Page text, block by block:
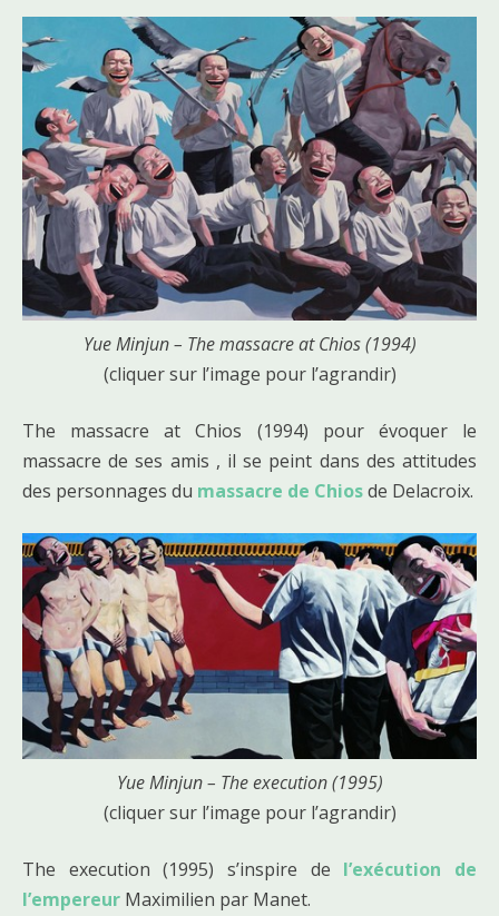
Yue Minjun – The massacre at Chios (1994)
(cliquer sur l’image pour l’agrandir)
The massacre at Chios (1994) pour évoquer le
massacre de ses amis , il se peint dans des attitudes
des personnages du massacre de Chiosde Delacroix.
Yue Minjun – The execution (1995)
(cliquer sur l’image pour l’agrandir)
The execution (1995) s’inspire de l’exécution de
l’empereur Maximilien par Manet.